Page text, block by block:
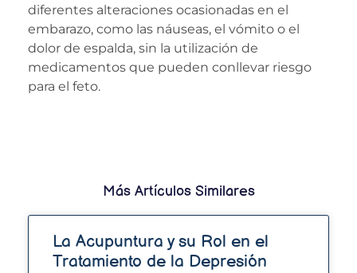
diferentes alteraciones ocasionadas en el
embarazo, como las náuseas, el vómito o el
dolor de espalda, sin la utilización de
medicamentos que pueden conllevar riesgo
para el feto.
Más Artículos Similares
La Acupuntura y su Rol en el
Tratamiento de la Depresión